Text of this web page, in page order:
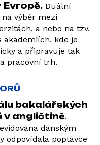
Duální
výběr mezi
a nebo na tzv.
akademiích, kde je
a připravuje tak
pracovní trh.
bakalářských
v angličtině.
dánským
odpovídala poptávce